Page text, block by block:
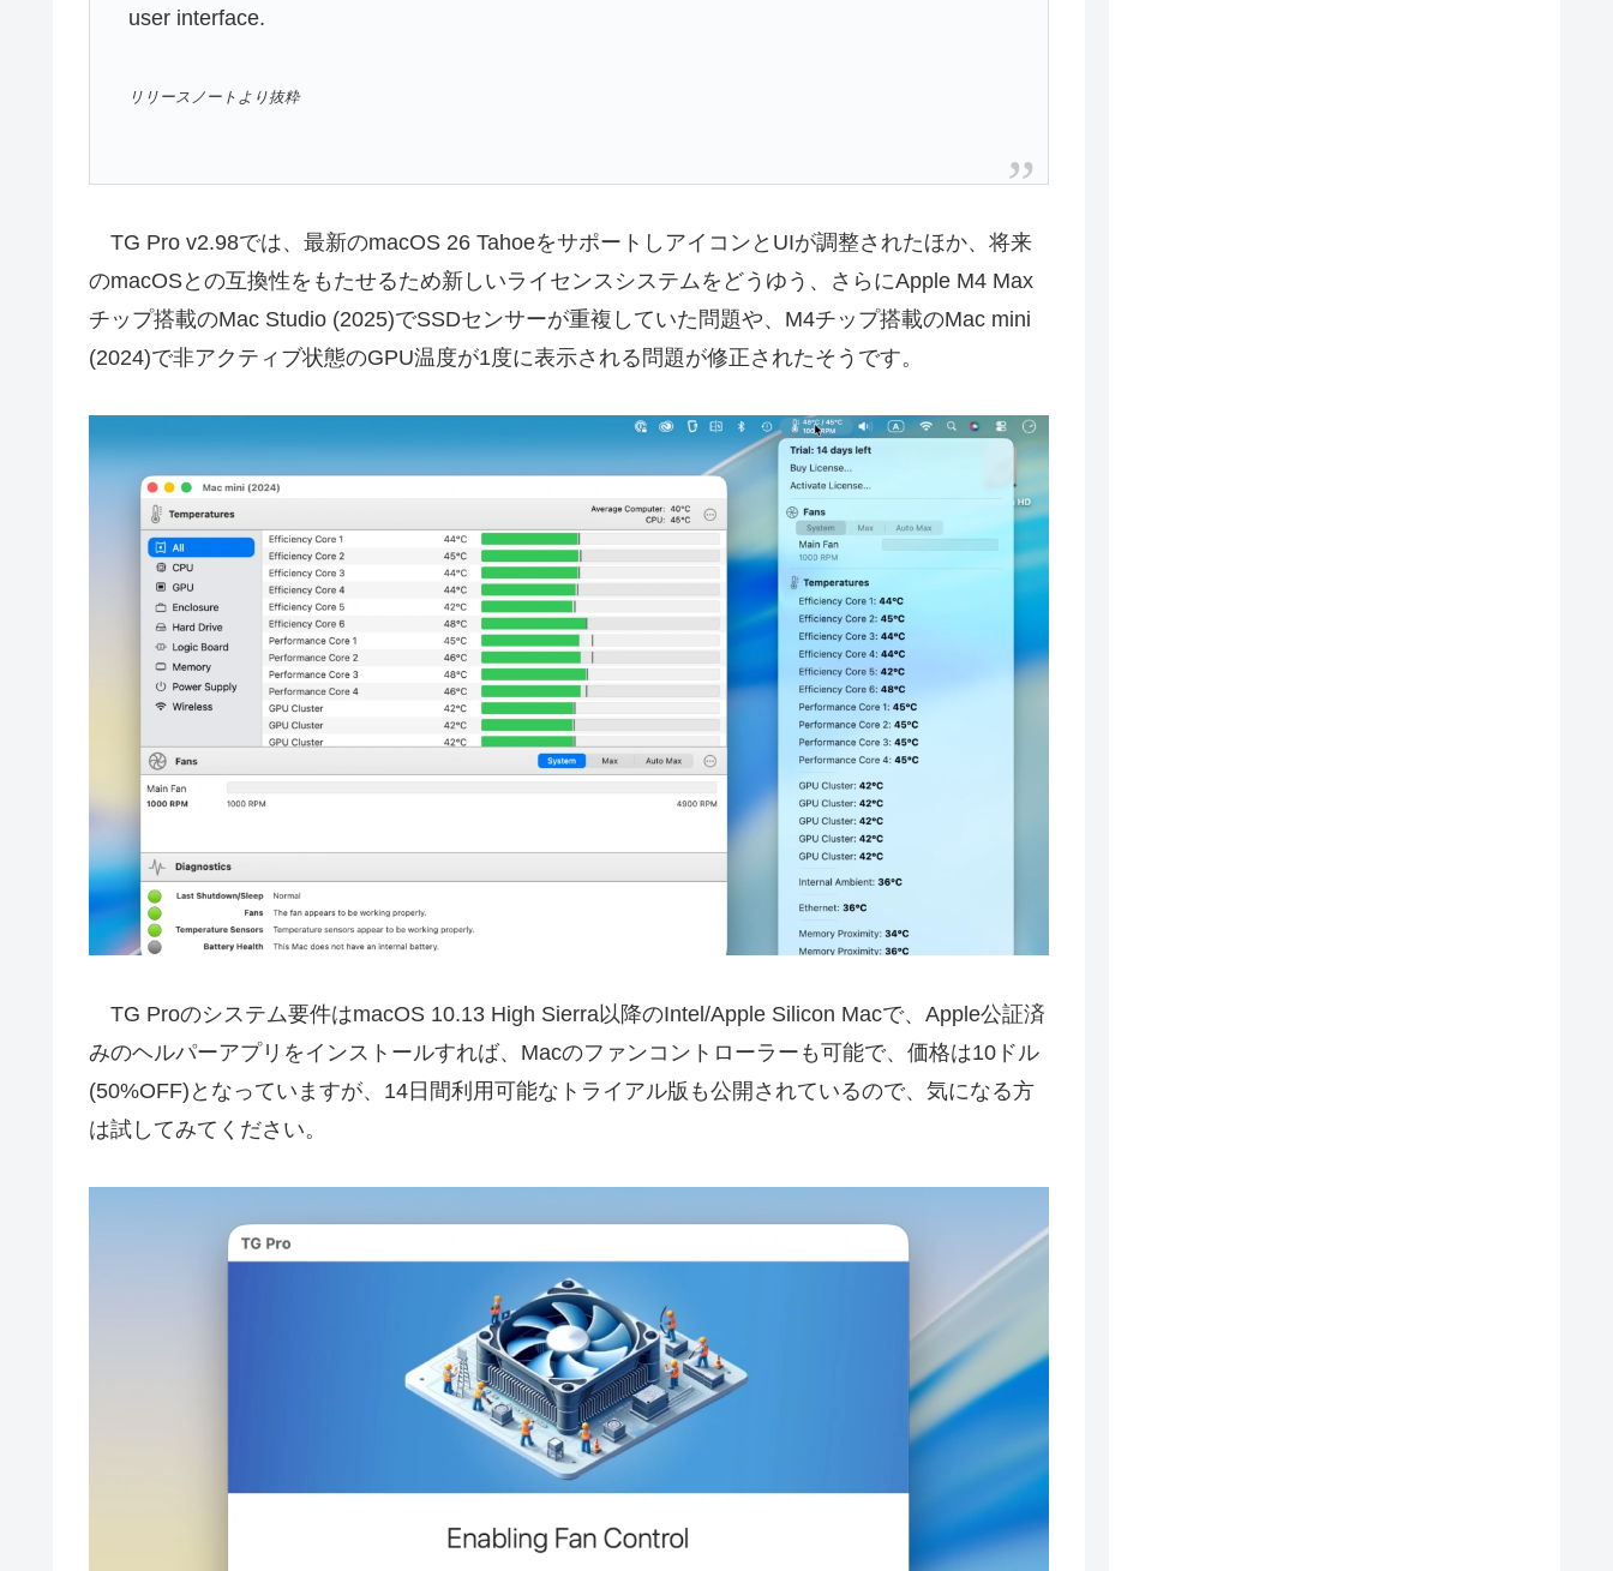
user interface.
リリースノートより抜粋
TG Pro v2.98では、最新のmacOS 26 TahoeをサポートしアイコンとUIが調整されたほか、将来
のmacOSとの互換性をもたせるため新しいライセンスシステムをどうゆう、さらにApple M4 Max
チップ搭載のMac Studio (2025)でSSDセンサーが重複していた問題や、M4チップ搭載のMac mini
(2024)で非アクティブ状態のGPU温度が1度に表示される問題が修正されたそうです。
TG Proのシステム要件はmacOS 10.13 High Sierra以降のIntel/Apple Silicon Macで、Apple公証済
みのヘルパーアプリをインストールすれば、Macのファンコントローラーも可能で、価格は10ドル
(50%OFF)となっていますが、14日間利用可能なトライアル版も公開されているので、気になる方
は試してみてください。